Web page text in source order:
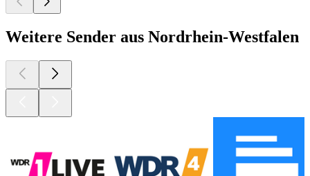
Weitere Sender aus Nordrhein-Westfalen